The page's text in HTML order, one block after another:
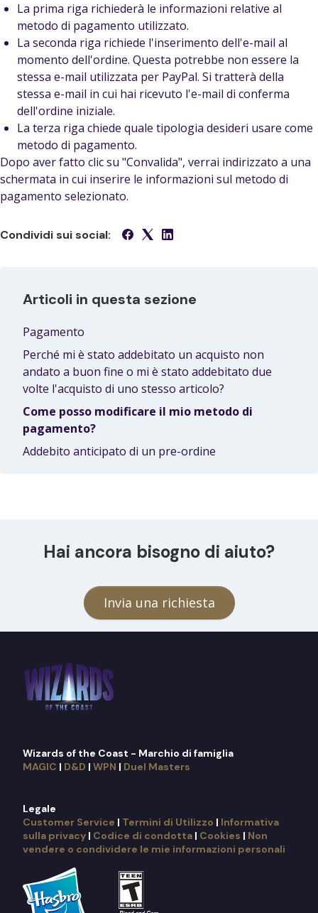
La prima riga richiederà le informazioni relative al
metodo di pagamento utilizzato.
La seconda riga richiede l'inserimento dell'e-mail al
momento dell'ordine. Questa potrebbe non essere la
stessa e-mail utilizzata per PayPal. Si tratterà della
stessa e-mail in cui hai ricevuto l'e-mail di conferma
dell'ordine iniziale.
La terza riga chiede quale tipologia desideri usare come
metodo di pagamento.
Dopo aver fatto clic su "Convalida", verrai indirizzato a una
schermata in cui inserire le informazioni sul metodo di
pagamento selezionato.
Condividi sui social:
Articoli in questa sezione
Pagamento
Perché mi è stato addebitato un acquisto non
andato a buon fine o mi è stato addebitato due
volte l'acquisto di uno stesso articolo?
Come posso modificare il mio metodo di
pagamento?
Addebito anticipato di un pre-ordine
Hai ancora bisogno di aiuto?
Invia una richiesta
Wizards of the Coast - Marchio di famiglia
MAGIC | D&D | WPN | Duel Masters
Legale
Customer Service | Termini di Utilizzo | Informativa
sulla privacy | Codice di condotta | Cookies | Non
vendere o condividere le mie informazioni personali